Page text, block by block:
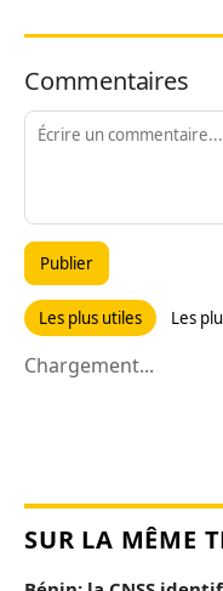
Commentaires
Publier
Les plus utiles Les
Chargement...
SUR LA MÊME